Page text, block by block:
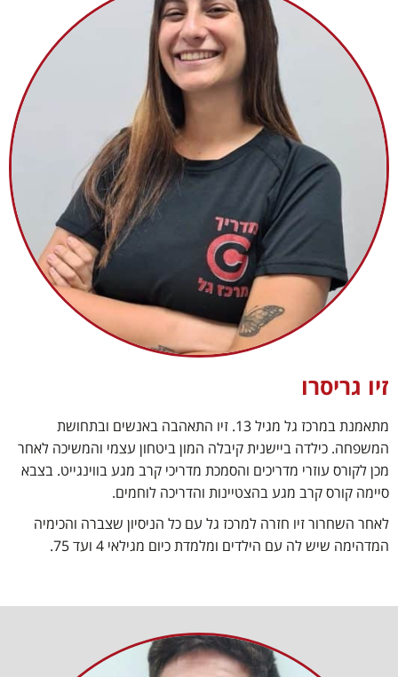
זיו גריסרו
מתאמנת במרכז גל מגיל 13. זיו התאהבה באנשים ובתחושת
המשפחה. כילדה ביישנית קיבלה המון ביטחון עצמי והמשיכה לאחר
מכן לקורס עוזרי מדריכים והסמכת מדריכי קרב מגע בווינגייט. בצבא
סיימה קורס קרב מגע בהצטיינות והדריכה לוחמים.
לאחר השחרור זיו חזרה למרכז גל עם כל הניסיון שצברה והכימיה
המדהימה שיש לה עם הילדים ומלמדת כיום מגילאי 4 ועד 75.